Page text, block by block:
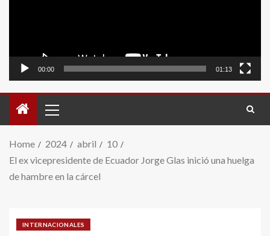
00:00 01:13
Home 2024 abril
10
El ex vicepresidente de Ecuador Jorge Glas inició una huelga
de hambre en la cárcel
INTERNACIONALES